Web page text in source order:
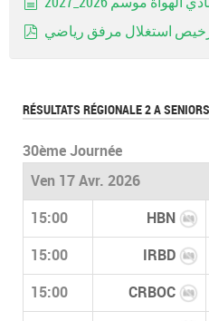
استغلال مرفق رياضي
RÉSULTATS RÉGIONALE 2 A
30ème Journée
Ven 17 Avr. 2026
15:00 HBN
15:00 IRBD
15:00 CRBOC